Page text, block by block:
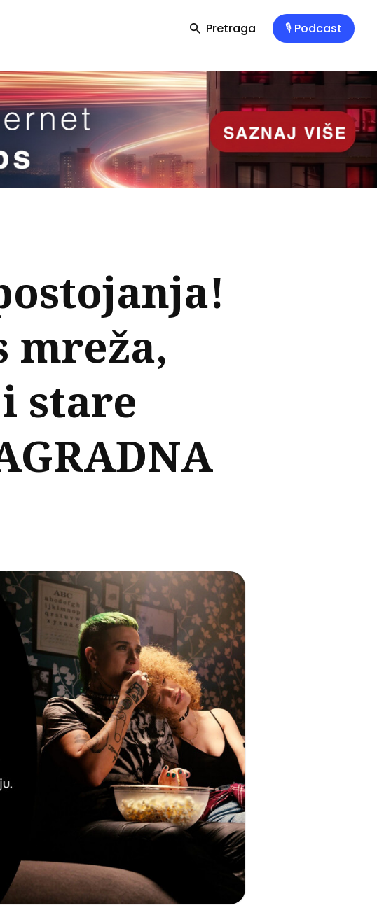
Pretraga 🎙️ Podcast
mreža,
stare